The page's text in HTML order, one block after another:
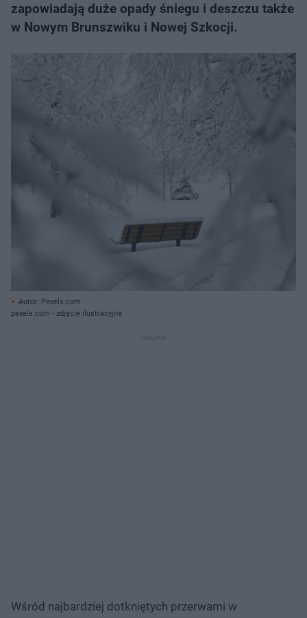
zapowiadają duże opady śniegu i deszczu także
w Nowym Brunszwiku i Nowej Szkocji.
Autor: Pexels.com
pexels.com - zdjęcie ilustracyjne
Wśród najbardziej dotkniętych przerwami w